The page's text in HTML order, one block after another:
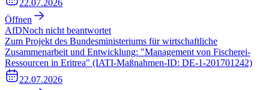
22.07.2026
Öffnen
AfDNoch nicht beantwortet
Zum Projekt des Bundesministeriums für wirtschaftliche
Zusammenarbeit und Entwicklung: "Management von Fischerei-
Ressourcen in Eritrea" (IATI-Maßnahmen-ID: DE-1-201701242)
22.07.2026